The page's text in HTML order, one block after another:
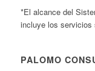
*El alcance del
incluye los servicios
PALOMO